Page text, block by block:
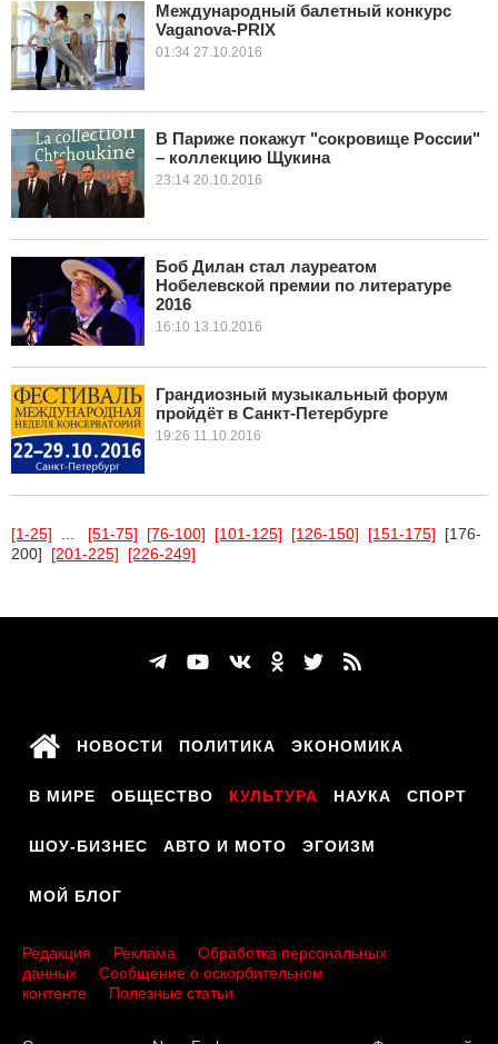
Международный балетный конкурс
Vaganova-PRIX
01:34 27.10.2016
В Париже покажут "сокровище России"
– коллекцию Щукина
23:14 20.10.2016
Боб Дилан стал лауреатом
Нобелевской премии по литературе
2016
16:10 13.10.2016
Грандиозный музыкальный форум
пройдёт в Санкт-Петербурге
19:26 11.10.2016
[1-25] [51-75] [76-100] [101-125] [126-150] [151-175] [176-
200] [201-225] [226-249]
НОВОСТИ ПОЛИТИКА ЭКОНОМИКА
В МИРЕ ОБЩЕСТВО КУЛЬТУРА НАУКА СПОРТ
ШОУ-БИЗНЕС АВТО И МОТО ЭГОИЗМ
МОЙ БЛОГ
Редакция Реклама
Обработка персональных
данных
Сообщение о оскорбительном
контенте
Полезные статьи